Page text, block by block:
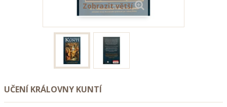
Zobrazit větší
UČENÍ KRÁLOVNY KUNTÍ